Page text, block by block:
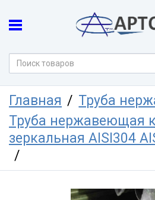
Главная
Труба
Труба нержавеющая
зеркальная AISI304